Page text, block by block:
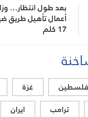
بعد طول انتظار…
أعمال تأهيل طريق
17 كلم
فلسطين غزة
ترامب
ايران